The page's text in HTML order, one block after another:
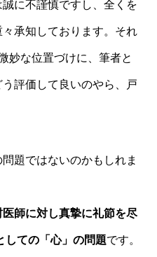
に不謹慎ですし、全くを
承知しております。それ
妙な位置づけに、筆者と
評価して良いのやら、戸
題ではないのかもしれま
師に対し真摯に礼節を尽
しての「心」の問題です。